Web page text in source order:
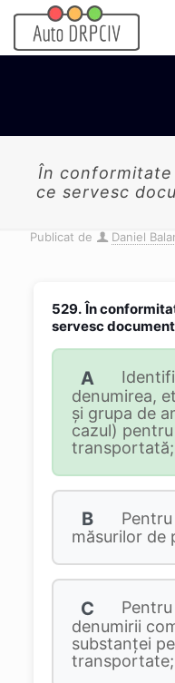
În conformitate
ce servesc
Publicat de Daniel
529. În
servesc
A
denumirea,
și grupa de
cazul)
transportată;
B
măsurilor de
C
denumirii
substanţei
transportate;